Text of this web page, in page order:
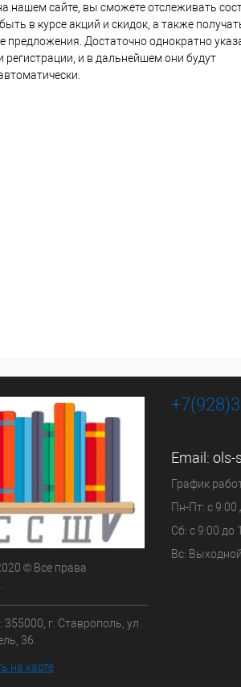
нашем сайте, вы сможете отслеживать
в курсе акций и скидок, а также
предложения. Достаточно однократно
регистрации, и в дальнейшем они будут
© Все права
355000, г. Ставрополь, ул
36.
на карте
Email: ols-
График
Пн-Пт: с 9:00
Сб: с 9:00 до
Вс: Выходной